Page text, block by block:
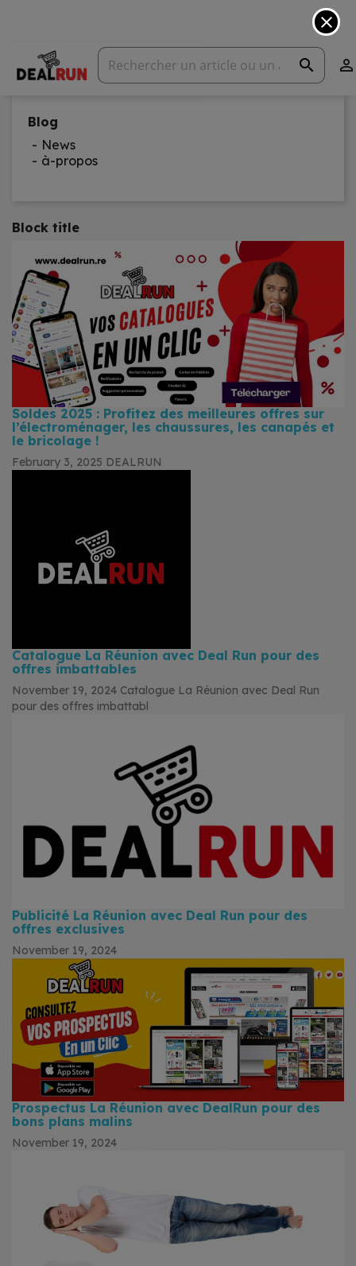
search 
close
Blog
News
à-propos
Block title
Soldes 2025 : Profitez des meilleures offres sur
l’électroménager, les chaussures, les canapés et
le bricolage !
February 3, 2025 DEALRUN
Catalogue La Réunion avec Deal Run pour des
offres imbattables
November 19, 2024 Catalogue La Réunion avec Deal Run
pour des offres imbattabl
Publicité La Réunion avec Deal Run pour des
offres exclusives
November 19, 2024
Prospectus La Réunion avec DealRun pour des
bons plans malins
November 19, 2024